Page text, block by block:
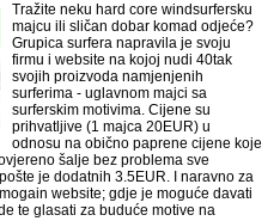
Tražite neku hard core windsurfersku
majcu ili sličan dobar komad odjeće?
Grupica surfera napravila je svoju
firmu i website na kojoj nudi 40tak
svojih proizvoda namjenjenih
surferima - uglavnom majci sa
surferskim motivima. Cijene su
prihvatljive (1 majca 20EUR) u
odnosu na obično paprene cijene koje
šalje bez problema sve
je dodatnih 3.5EUR. I naravno za
website; gdje je moguće davati
te glasati za buduće motive na